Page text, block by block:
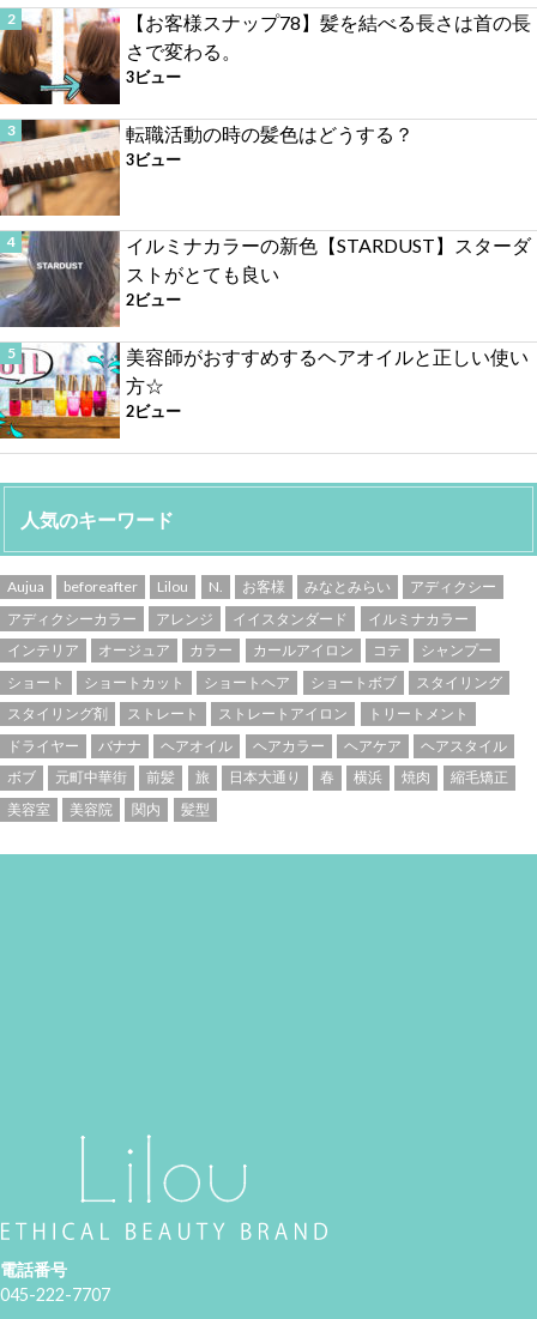
【お客様スナップ78】髪を結べる長さは首の長
さで変わる。
3ビュー
転職活動の時の髪色はどうする？
3ビュー
イルミナカラーの新色【STARDUST】スターダ
ストがとても良い
2ビュー
美容師がおすすめするヘアオイルと正しい使い
方☆
2ビュー
人気のキーワード
Aujua beforeafter Lilou N. お客様 みなとみらい
アディクシー
アディクシーカラー
アレンジ イイスタンダード
イルミナカラー
インテリア
オージュア カラー カールアイロン コテ
シャンプー
ショート
ショートカット ショートヘア ショートボブ
スタイリング
スタイリング剤
ストレート ストレートアイロン
トリートメント
ドライヤー
バナナ ヘアオイル ヘアカラー ヘアケア
ヘアスタイル
ボブ
元町中華街 前髪 旅 日本大通り 春 横浜 焼肉
縮毛矯正
美容室
美容院 関内 髪型
電話番号
045-222-7707